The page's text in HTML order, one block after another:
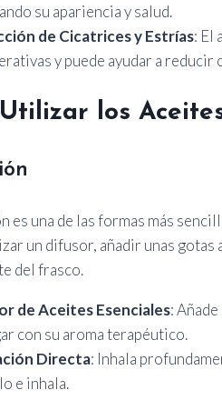
su apariencia y salud.
de Cicatrices y Estrías: El
y puede ayudar a reducir
los
es una de las formas más
un difusor, añadir unas gotas
del frasco.
de Aceites Esenciales:
con su aroma terapéutico.
Directa: Inhala
e inhala.